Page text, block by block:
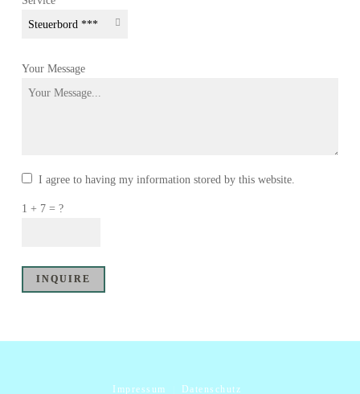
Your Message
I agree to having my information stored by this website.
1 + 7 = ?
Impressum Datenschutz